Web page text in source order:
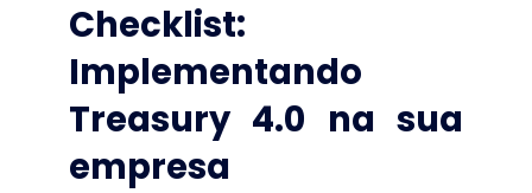
Checklist:
Implementando
Treasury 4.0 na sua
empresa